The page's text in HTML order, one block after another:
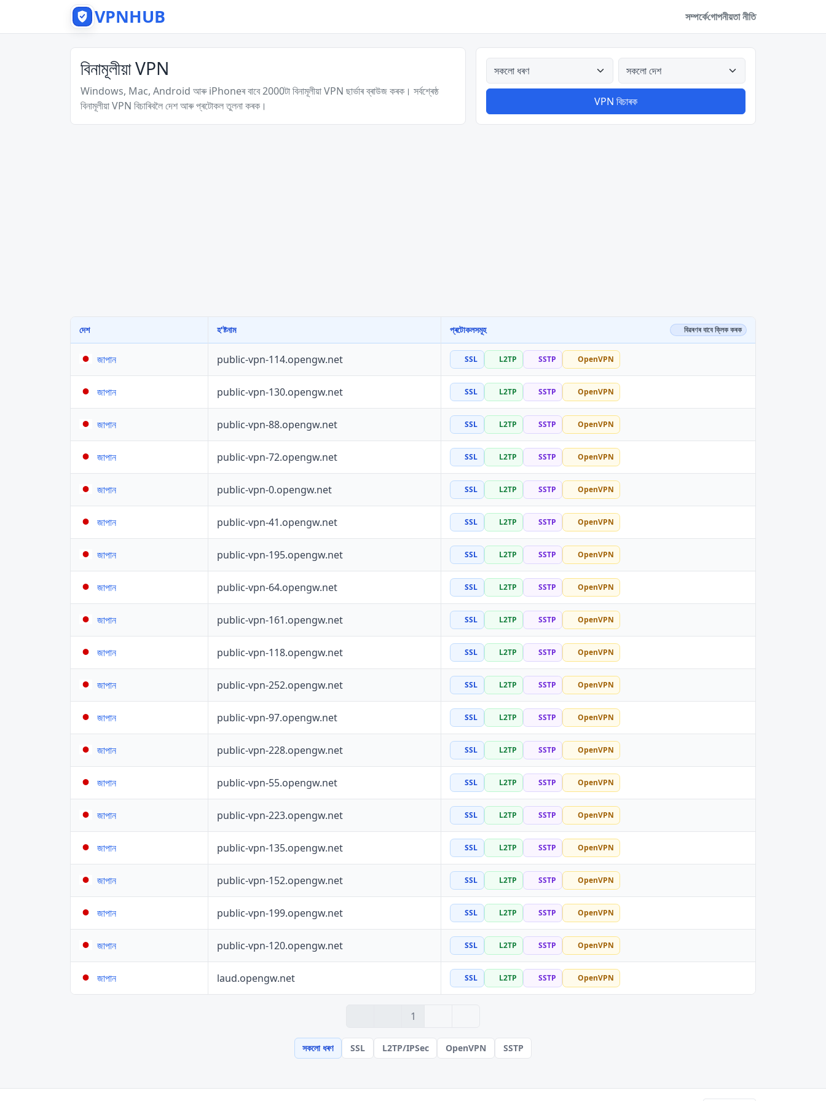
VPNHUB সম্পর্কেগোপনীয়তা নীতি
বিনামূলীয়া VPN
Windows, Mac, Android আৰু iPhoneৰ বাবে 2000টা বিনামূলীয়া VPN ছাৰ্ভাৰ ব্ৰাউজ কৰক। সৰ্বশ্ৰেষ্ঠ
বিনামূলীয়া VPN বিচাৰিবলৈ দেশ আৰু প্ৰটোকল তুলনা কৰক।
সকলো ধৰণ সকলো দেশ
VPN বিচাৰক
দেশ হ'ষ্টনাম প্ৰটোকলসমূহ বিৱৰণৰ বাবে ক্লিক কৰক
জাপান public-vpn-114.opengw.net SSL L2TP SSTP OpenVPN
জাপান public-vpn-130.opengw.net SSL L2TP SSTP OpenVPN
জাপান public-vpn-88.opengw.net SSL L2TP SSTP OpenVPN
জাপান public-vpn-72.opengw.net SSL L2TP SSTP OpenVPN
জাপান public-vpn-0.opengw.net SSL L2TP SSTP OpenVPN
জাপান public-vpn-41.opengw.net SSL L2TP SSTP OpenVPN
জাপান public-vpn-195.opengw.net SSL L2TP SSTP OpenVPN
জাপান public-vpn-64.opengw.net SSL L2TP SSTP OpenVPN
জাপান public-vpn-161.opengw.net SSL L2TP SSTP OpenVPN
জাপান public-vpn-118.opengw.net SSL L2TP SSTP OpenVPN
জাপান public-vpn-252.opengw.net SSL L2TP SSTP OpenVPN
জাপান public-vpn-97.opengw.net SSL L2TP SSTP OpenVPN
জাপান public-vpn-228.opengw.net SSL L2TP SSTP OpenVPN
জাপান public-vpn-55.opengw.net SSL L2TP SSTP OpenVPN
জাপান public-vpn-223.opengw.net SSL L2TP SSTP OpenVPN
জাপান public-vpn-135.opengw.net SSL L2TP SSTP OpenVPN
জাপান public-vpn-152.opengw.net SSL L2TP SSTP OpenVPN
জাপান public-vpn-199.opengw.net SSL L2TP SSTP OpenVPN
জাপান public-vpn-120.opengw.net SSL L2TP SSTP OpenVPN
জাপান laud.opengw.net SSL L2TP SSTP OpenVPN
1
সকলো ধৰণ SSL L2TP/IPSec OpenVPN SSTP